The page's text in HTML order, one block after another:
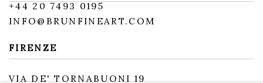
+44 20 7493 0195
INFO@BRUNFINEART.COM
FIRENZE
VIA DE' TORNABUONI 19